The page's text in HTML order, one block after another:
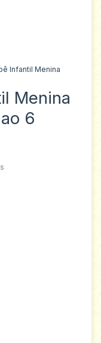
Infantil Menina
Menina
6